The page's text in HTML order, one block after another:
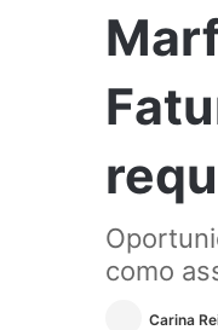
como
Carina